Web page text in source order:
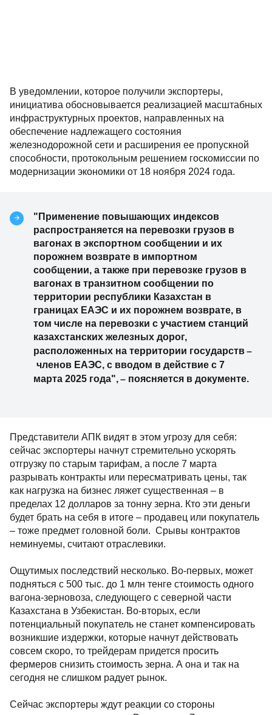
В уведомлении, которое получили экспортеры,
инициатива обосновывается реализацией масштабных
инфраструктурных проектов, направленных на
обеспечение надлежащего состояния
железнодорожной сети и расширения ее пропускной
способности, протокольным решением госкомиссии по
модернизации экономики от 18 ноября 2024 года.
"Применение повышающих индексов
распространяется на перевозки грузов в
вагонах в экспортном сообщении и их
порожнем возврате в импортном
сообщении, а также при перевозке грузов в
вагонах в транзитном сообщении по
территории республики Казахстан в
границах ЕАЭС и их порожнем возврате, в
том числе на перевозки с участием станций
казахстанских железных дорог,
расположенных на территории государств–
членов ЕАЭС, с вводом в действие с 7
марта 2025 года",– поясняется в документе.
Представители АПК видят в этом угрозу для себя:
сейчас экспортеры начнут стремительно ускорять
отгрузку по старым тарифам, а после 7 марта
разрывать контракты или пересматривать цены, так
как нагрузка на бизнес ляжет существенная – в
пределах 12 долларов за тонну зерна. Кто эти деньги
будет брать на себя в итоге – продавец или покупатель
– тоже предмет головной боли. Срывы контрактов
неминуемы, считают отраслевики.
Ощутимых последствий несколько. Во-первых, может
подняться с 500 тыс. до 1 млн тенге стоимость одного
вагона-зерновоза, следующего с северной части
Казахстана в Узбекистан. Во-вторых, если
потенциальный покупатель не станет компенсировать
возникшие издержки, которые начнут действовать
совсем скоро, то трейдерам придется просить
фермеров снизить стоимость зерна. А она и так на
сегодня не слишком радует рынок.
Сейчас экспортеры ждут реакции со стороны